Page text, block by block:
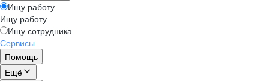
Ищу работу
Ищу работу
Ищу сотрудника
Сервисы
Помощь
Ещё